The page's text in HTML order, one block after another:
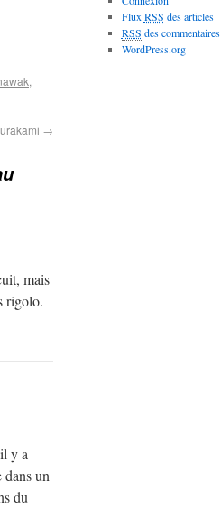
,
→
mais
rigolo.
y a
dans un
du
Flux RSS des articles
RSS des commentaires
WordPress.org